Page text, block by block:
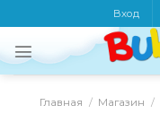
to
content
Вход
Главная / Магазин /